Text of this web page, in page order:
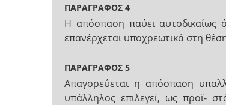
ΠΑΡΑΓΡΑΦΟΣ 4
Η απόσπαση παύει
επανέρχεται υποχρεωτικά στη
ΠΑΡΑΓΡΑΦΟΣ 5
Απαγορεύεται η απόσπαση
υπάλληλος επιλεγεί, ως προϊ-